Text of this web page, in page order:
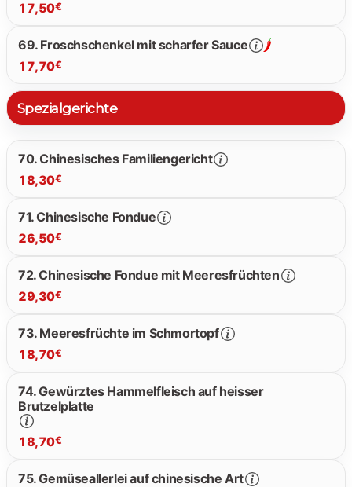
17,50€
69. Froschschenkel mit scharfer Sauce
17,70€
17.70 €
Spezialgerichte
70. Chinesisches Familiengericht
18,30€
71. Chinesische Fondue
26,50€
72. Chinesische Fondue mit Meeresfrüchten
29,30€
73. Meeresfrüchte im Schmortopf
18,70€
74. Gewürztes Hammelfleisch auf heisser
Brutzelplatte
18,70€
75. Gemüseallerlei auf chinesische Art